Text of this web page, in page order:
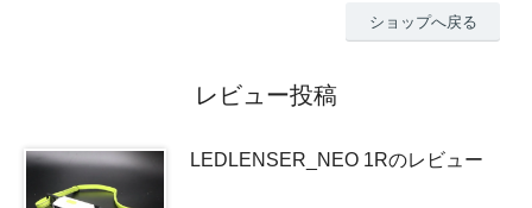
ショップへ戻る
レビュー投稿
LEDLENSER_NEO 1Rのレビュー